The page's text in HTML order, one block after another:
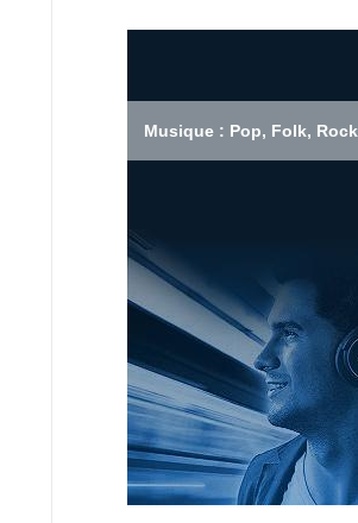
Musique : Pop, Folk, Rock